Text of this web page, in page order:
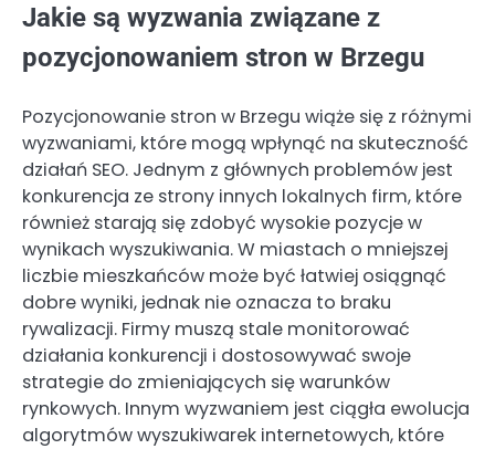
Jakie są wyzwania związane z
pozycjonowaniem stron w Brzegu
Pozycjonowanie stron w Brzegu wiąże się z różnymi
wyzwaniami, które mogą wpłynąć na skuteczność
działań SEO. Jednym z głównych problemów jest
konkurencja ze strony innych lokalnych firm, które
również starają się zdobyć wysokie pozycje w
wynikach wyszukiwania. W miastach o mniejszej
liczbie mieszkańców może być łatwiej osiągnąć
dobre wyniki, jednak nie oznacza to braku
rywalizacji. Firmy muszą stale monitorować
działania konkurencji i dostosowywać swoje
strategie do zmieniających się warunków
rynkowych. Innym wyzwaniem jest ciągła ewolucja
algorytmów wyszukiwarek internetowych, które